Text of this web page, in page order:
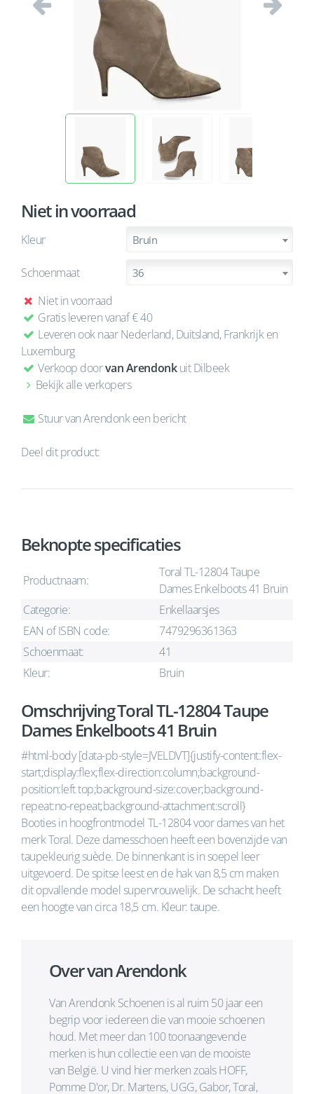
Vorige
Niet in voorraad
Kleur Bruin
Schoenmaat 36
Niet in voorraad
Gratis leveren vanaf € 40
Leveren ook naar Nederland, Duitsland, Frankrijk en
Luxemburg
Verkoop doorvan Arendonkuit Dilbeek
Bekijk alle verkopers
Stuur van Arendonk een bericht
Deel dit product:
Beknopte specificaties
Productnaam:
Toral TL-12804 Taupe
Dames Enkelboots 41 Bruin
Categorie:
Enkellaarsjes
EAN of ISBN code:
7479296361363
Schoenmaat:
41
Kleur:
Bruin
Omschrijving Toral TL-12804 Taupe
Dames Enkelboots 41 Bruin
#html-body [data-pb-style=JVELDVT]{justify-content:flex-
start;display:flex;flex-direction:column;background-
position:left top;background-size:cover;background-
repeat:no-repeat;background-attachment:scroll}
Booties in hoogfrontmodel TL-12804 voor dames van het
merk Toral. Deze damesschoen heeft een bovenzijde van
taupekleurig suède. De binnenkant is in soepel leer
uitgevoerd. De spitse leest en de hak van 8,5 cm maken
dit opvallende model supervrouwelijk. De schacht heeft
een hoogte van circa 18,5 cm. Kleur: taupe.
Over van Arendonk
Van Arendonk Schoenen is al ruim 50 jaar een
begrip voor iedereen die van mooie schoenen
houd. Met meer dan 100 toonaangevende
merken is hun collectie een van de mooiste
van België. U vind hier merken zoals HOFF,
Pomme D'or, Dr. Martens, UGG, Gabor, Toral,